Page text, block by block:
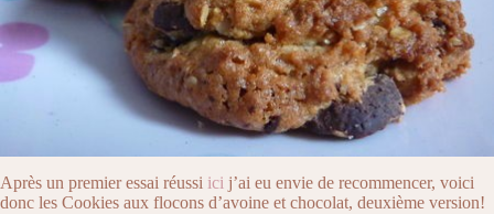
Après un premier essai réussi ici j’ai eu envie de recommencer, voici
donc les Cookies aux flocons d’avoine et chocolat, deuxième version!